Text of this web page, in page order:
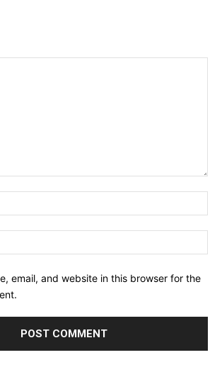
email, and website in this browser for the